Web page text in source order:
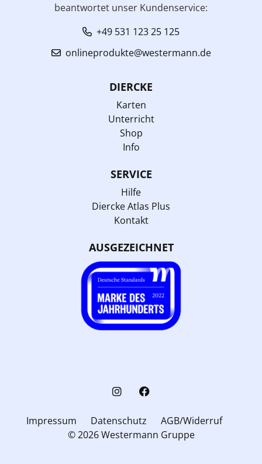
beantwortet unser Kundenservice:
+49 531 123 25 125
onlineprodukte@westermann.de
DIERCKE
Karten
Unterricht
Shop
Info
SERVICE
Hilfe
Diercke Atlas Plus
Kontakt
AUSGEZEICHNET
Impressum Datenschutz
AGB/Widerruf
© 2026 Westermann Gruppe